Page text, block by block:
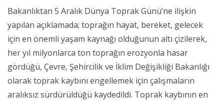
Bakanlıktan 5 Aralık Dünya Toprak Günü’ne ilişkin
yapılan açıklamada; toprağın hayat, bereket, gelecek
için en önemli yaşam kaynağı olduğunun altı çizilerek,
her yıl milyonlarca ton toprağın erozyonla hasar
gördüğü, Çevre, Şehircilik ve İklim Değişikliği Bakanlığı
olarak toprak kaybını engellemek için çalışmaların
aralıksız sürdürüldüğü kaydedildi. Toprak kaybının en